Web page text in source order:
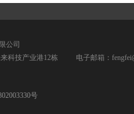
公司
来科技产业港12栋 电子邮箱：
号